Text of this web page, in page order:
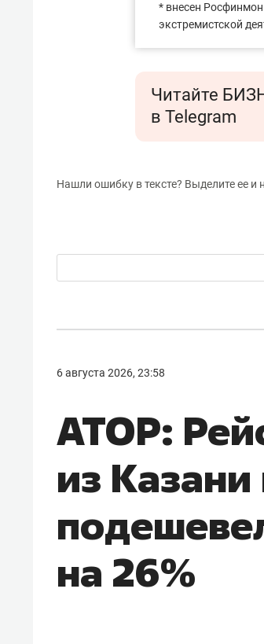
* внесен
экстремистской
Читайте
в Telegram
Нашли ошибку в тексте? Выделите ее и
6 августа 2026, 23:58
АТОР:
из
на 26%